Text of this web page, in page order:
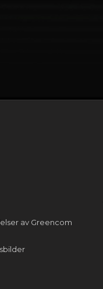
av Greencom